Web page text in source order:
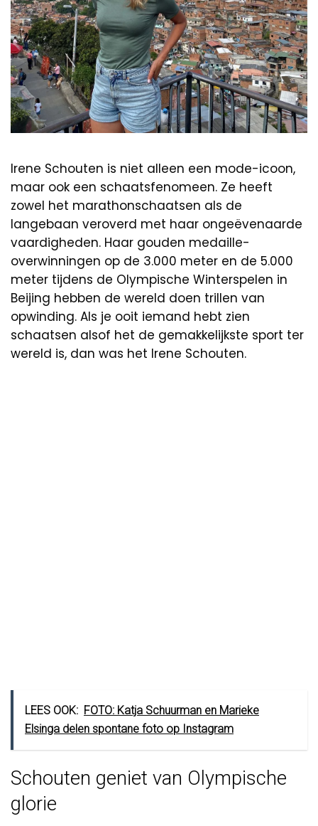
Irene Schouten is niet alleen een mode-icoon,
maar ook een schaatsfenomeen. Ze heeft
zowel het marathonschaatsen als de
langebaan veroverd met haar ongeëvenaarde
vaardigheden. Haar gouden medaille-
overwinningen op de 3.000 meter en de 5.000
meter tijdens de Olympische Winterspelen in
Beijing hebben de wereld doen trillen van
opwinding. Als je ooit iemand hebt zien
schaatsen alsof het de gemakkelijkste sport ter
wereld is, dan was het Irene Schouten.
LEES OOK: FOTO: Katja Schuurman en Marieke
Elsinga delen spontane foto op Instagram
Schouten geniet van Olympische
glorie